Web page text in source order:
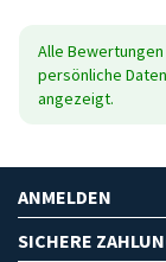
Alle
persönliche
angezeigt.
ANMELDEN
SICHERE